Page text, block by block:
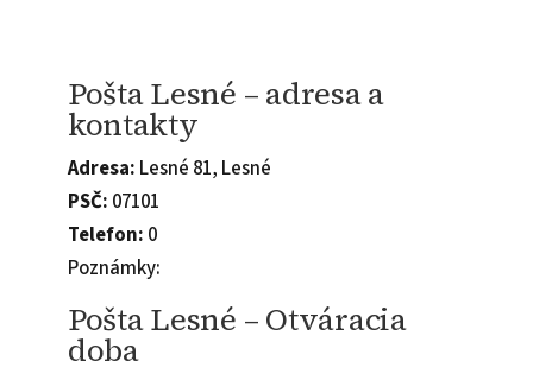
Pošta Lesné – adresa a
kontakty
Adresa: Lesné 81, Lesné
PSČ: 07101
Telefon: 0
Poznámky:
Pošta Lesné – Otváracia
doba